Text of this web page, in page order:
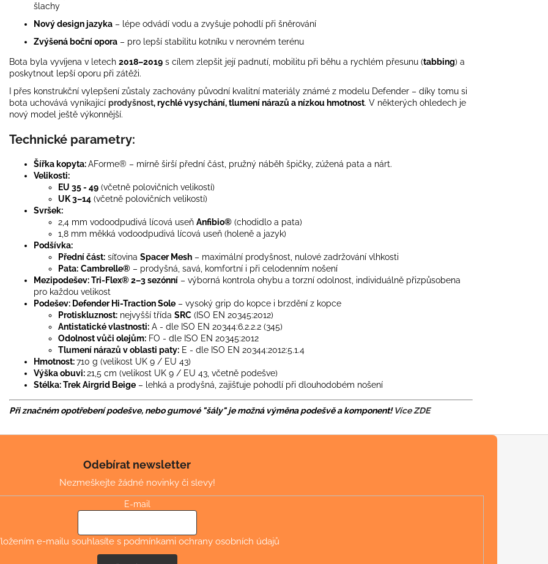
šlachy
Nový design jazyka – lépe odvádí vodu a zvyšuje pohodlí při šněrování
Zvýšená boční opora – pro lepší stabilitu kotníku v nerovném terénu
Bota byla vyvíjena v letech 2018–2019 s cílem zlepšit její padnutí, mobilitu při běhu a rychlém přesunu (tabbing) a
poskytnout lepší oporu při zátěži.
I přes konstrukční vylepšení zůstaly zachovány původní kvalitní materiály známé z modelu Defender – díky tomu si
bota uchovává vynikající prodyšnost, rychlé vysychání, tlumení nárazů a nízkou hmotnost. V některých ohledech je
nový model ještě výkonnější.
Technické parametry:
Šířka kopyta:AForme® – mírně širší přední část, pružný náběh špičky, zúžená pata a nárt.
Velikosti:
EU 35 - 49 (včetně polovičních velikostí)
UK 3–14 (včetně polovičních velikostí)
Svršek:
2,4 mm vodoodpudivá lícová useň Anfibio® (chodidlo a pata)
1,8 mm měkká vodoodpudivá lícová useň (holeně a jazyk)
Podšívka:
Přední část: síťovina Spacer Mesh – maximální prodyšnost, nulové zadržování vlhkosti
Pata: Cambrelle® – prodyšná, savá, komfortní i při celodenním nošení
Mezipodešev:Tri-Flex® 2–3 sezónní – výborná kontrola ohybu a torzní odolnost, individuálně přizpůsobena
pro každou velikost
Podešev: Defender Hi-Traction Sole – vysoký grip do kopce i brzdění z kopce
Protiskluznost: nejvyšší třída SRC (ISO EN 20345:2012)
Antistatické vlastnosti: A - dle ISO EN 20344:6.2.2.2 (345)
Odolnost vůči olejům: FO - dle ISO EN 20345:2012
Tlumení nárazů v oblasti paty: E - dle ISO EN 20344:2012:5.1.4
Hmotnost:710 g (velikost UK 9 / EU 43)
Výška obuvi:21,5 cm (velikost UK 9 / EU 43, včetně podešve)
Stélka:Trek Airgrid Beige – lehká a prodyšná, zajišťuje pohodlí při dlouhodobém nošení
Při značném opotřebení podešve, nebo gumové "šály" je možná výměna podešvě a komponent!Více ZDE
Odebírat newsletter
Nezmeškejte žádné novinky či slevy!
E-mail
e-mailu souhlasíte s podmínkami ochrany osobních údajů